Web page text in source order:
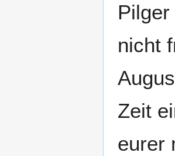
nicht
Zeit
eurer